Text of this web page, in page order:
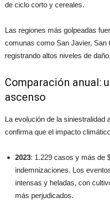
de ciclo corto y cereales.
Las regiones más golpeadas
comunas como San Javier, San
registrando altos niveles de daño.
Comparación anual:
ascenso
La evolución de la siniestralidad
confirma que el impacto
2023: 1.229 casos y más de
indemnizaciones. Los
intensas y heladas, con
más perjudicados.